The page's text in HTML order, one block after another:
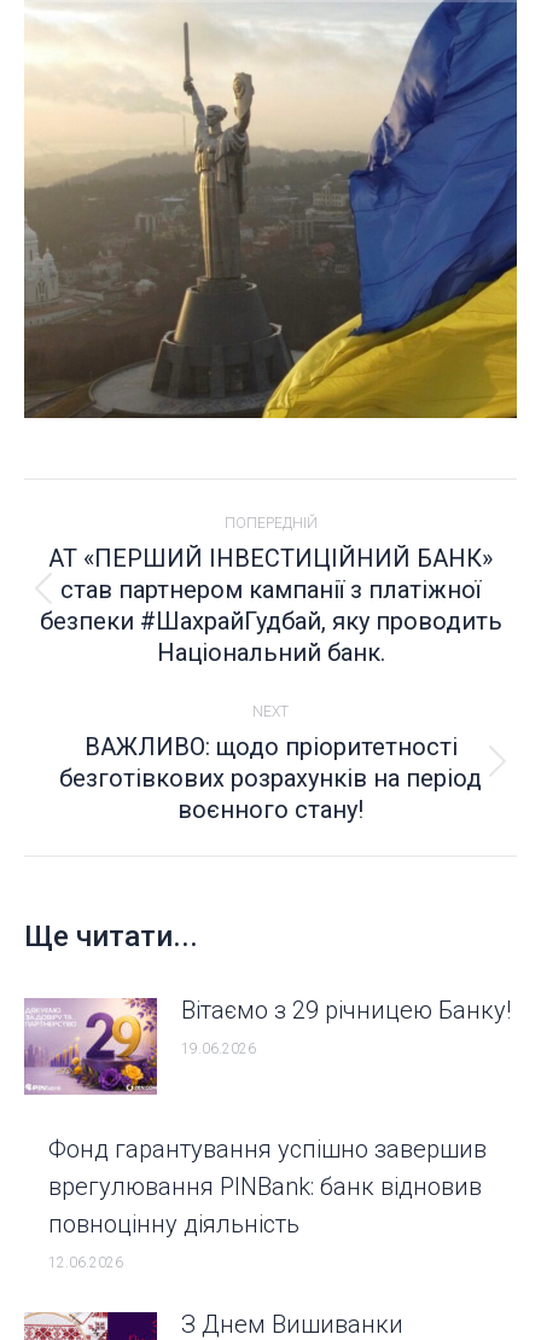
NAVIGATION
ПОПЕРЕДНІЙ
Попередній
пост:
АТ «ПЕРШИЙ ІНВЕСТИЦІЙНИЙ БАНК»
став партнером кампанії з платіжної
безпеки #ШахрайГудбай, яку проводить
Національний банк.
NEXT
Next
post:
ВАЖЛИВО: щодо пріоритетності
безготівкових розрахунків на період
воєнного стану!
Ще читати...
Вітаємо з 29 річницею Банку!
19.06.2026
Фонд гарантування успішно завершив
врегулювання PINBank: банк відновив
повноцінну діяльність
12.06.2026
З Днем Вишиванки